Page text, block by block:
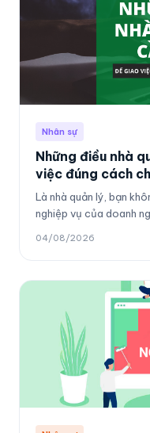
Nhân sự
Những điều nhà
việc đúng cách
Là nhà quản lý, bạn
nghiệp vụ của doanh
việc hiệu quả.
04/08/2026